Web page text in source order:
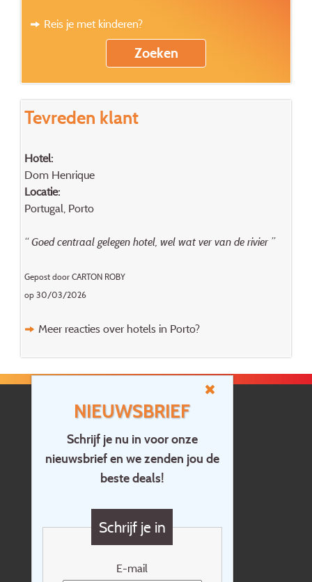
NIEUWSBRIEF
Schrijf je nu in voor onze
nieuwsbrief en we zenden jou de
beste deals!
Schrijf je in
E-mail
Reis je met kinderen?
Tevreden klant
Hotel:
Dom Henrique
Locatie:
Portugal, Porto
“ Goed centraal gelegen hotel, wel wat ver van de rivier ”
Gepost door CARTON ROBY
op 30/03/2026
Meer reacties over hotels in Porto?
Home
Contact
Vragen?
Cadeaubon
Nieuwsbrief